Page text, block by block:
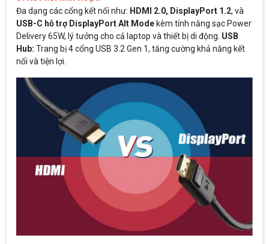
Đa dạng các cổng kết nối như: HDMI 2.0, DisplayPort 1.2, và
USB-C hỗ trợ DisplayPort Alt Mode kèm tính năng sạc Power
Delivery 65W, lý tưởng cho cả laptop và thiết bị di động. USB
Hub: Trang bị 4 cổng USB 3.2 Gen 1, tăng cường khả năng kết
nối và tiện lợi.